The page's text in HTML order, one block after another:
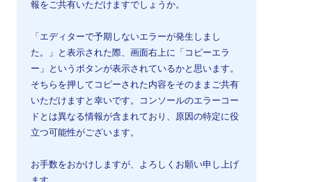
報をご共有いただけますでしょうか。
「エディターで予期しないエラーが発生しまし
た。」と表示された際、画面右上に「コピーエラ
ー」というボタンが表示されているかと思います。
そちらを押してコピーされた内容をそのままご共有
いただけますと幸いです。コンソールのエラーコー
ドとは異なる情報が含まれており、原因の特定に役
立つ可能性がございます。
お手数をおかけしますが、よろしくお願い申し上げ